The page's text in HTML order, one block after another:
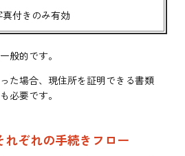
真付きのみ有効
般的です。
た場合、現住所を証明できる書類
必要です。
ぞれの手続きフロー